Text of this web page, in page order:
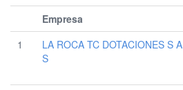
Empresa
1
LA ROCA TC DOTACIONES S A
S